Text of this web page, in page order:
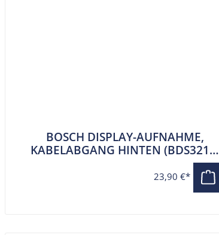
BOSCH DISPLAY-AUFNAHME,
KABELABGANG HINTEN (BDS3210)
SMARTPHONE GRIP
23,90 €*